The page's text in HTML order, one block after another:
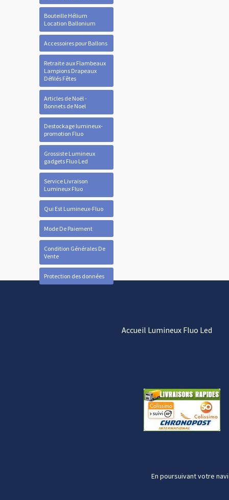
Bouteille Hélium
Location Ballonium
Accessoires pour Ballons
Retraite aux Flambeaux
Lampions Drapeaux
Défilés Fêtes
Articles de Noël -
Bonnets de Noel
Destockage lumineux-
promotion Fluo
Grossiste Lumineux
gadgets Fluo Led
Service Livraison
Lumineux Fluo
Qui Est Lumineux-Fluo
Mode De Paiement
Condition Générales De
Vente
Protection des données
Accueil Lumineux Fluo Led
En poursuivant votre